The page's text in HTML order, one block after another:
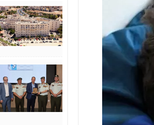
الملك يلتقي مجموعة من رفاق السلاح البحريني
عارف بيك فريحات.. مبارك وبكم تزهو المناصب